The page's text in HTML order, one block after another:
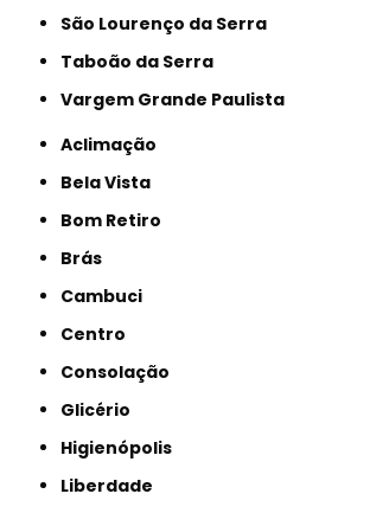
São Lourenço da Serra
Taboão da Serra
Vargem Grande Paulista
Aclimação
Bela Vista
Bom Retiro
Brás
Cambuci
Centro
Consolação
Glicério
Higienópolis
Liberdade